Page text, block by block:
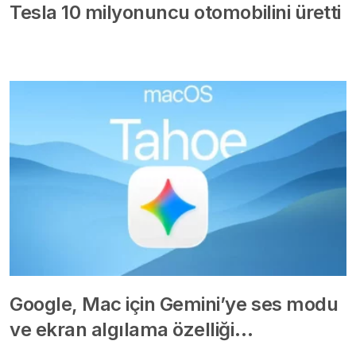
Tesla 10 milyonuncu otomobilini üretti
Google, Mac için Gemini’ye ses modu
ve ekran algılama özelliği…